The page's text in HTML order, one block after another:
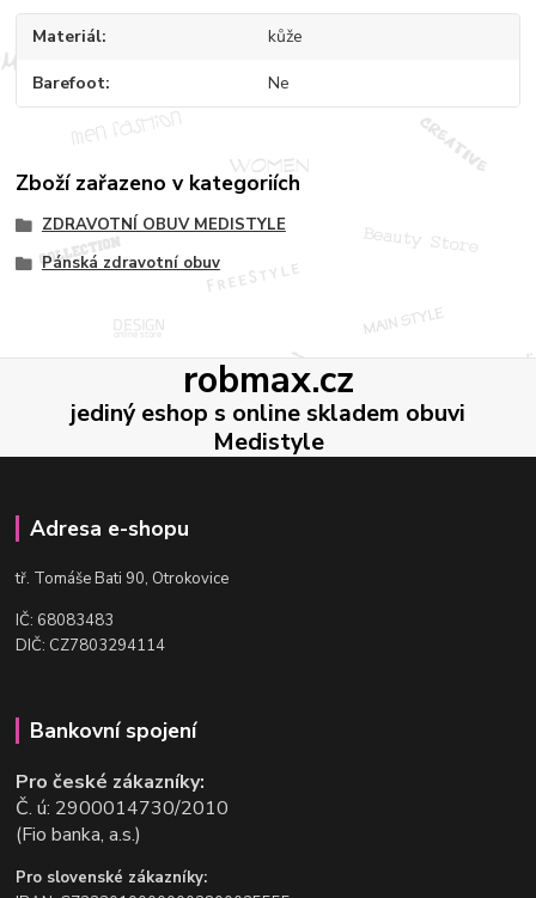
Materiál kůže
Barefoot Ne
Zboží zařazeno v kategoriích
ZDRAVOTNÍ OBUV MEDISTYLE
Pánská zdravotní obuv
robmax.cz
jediný eshop s online skladem obuvi
Medistyle
Adresa e-shopu
tř. Tomáše Bati 90, Otrokovice
IČ: 68083483
DIČ: CZ7803294114
Bankovní spojení
Pro české zákazníky:
Č. ú: 2900014730/2010
(Fio banka, a.s.)
Pro slovenské zákazníky: